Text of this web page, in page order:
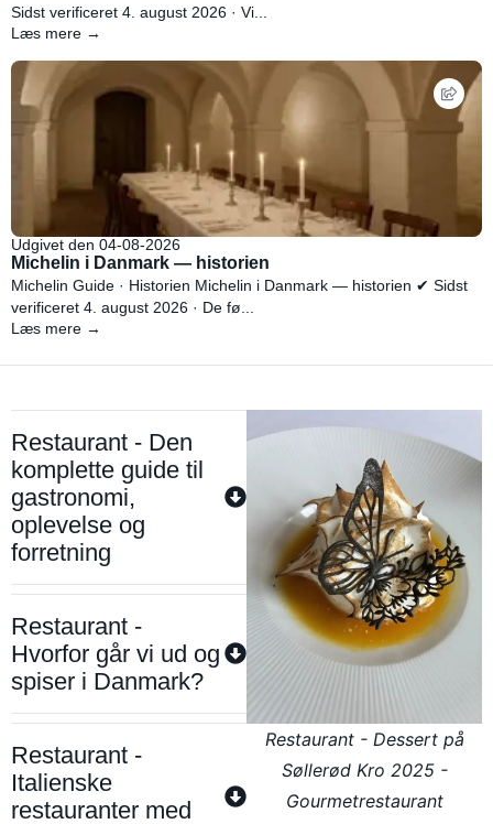
Sidst verificeret 4. august 2026 · Vi...
Læs mere →
Udgivet den 04-08-2026
Michelin i Danmark — historien
Michelin Guide · Historien Michelin i Danmark — historien ✔ Sidst
verificeret 4. august 2026 · De fø...
Læs mere →
Restaurant - Den
komplette guide til
gastronomi,
oplevelse og
forretning
Restaurant -
Hvorfor går vi ud og
spiser i Danmark?
Restaurant -
Italienske
restauranter med
Restaurant - Dessert på
Søllerød Kro 2025 -
Gourmetrestaurant